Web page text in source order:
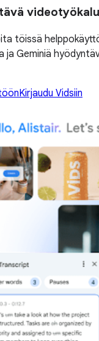
töissä
ja Geminiä
Kirjaudu Vidsiin